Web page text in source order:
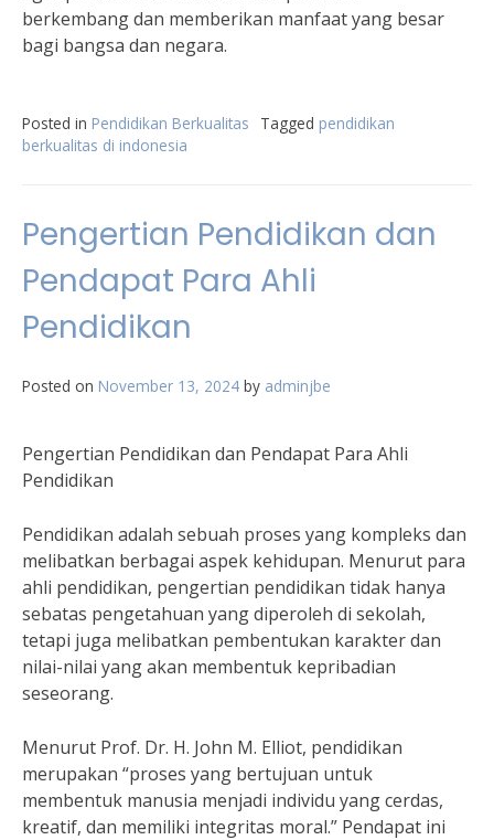
berkembang dan memberikan manfaat yang besar
bagi bangsa dan negara.
Posted in Pendidikan Berkualitas Tagged pendidikan
berkualitas di indonesia
Pengertian Pendidikan dan
Pendapat Para Ahli
Pendidikan
Posted on November 13, 2024 by adminjbe
Pengertian Pendidikan dan Pendapat Para Ahli
Pendidikan
Pendidikan adalah sebuah proses yang kompleks dan
melibatkan berbagai aspek kehidupan. Menurut para
ahli pendidikan, pengertian pendidikan tidak hanya
sebatas pengetahuan yang diperoleh di sekolah,
tetapi juga melibatkan pembentukan karakter dan
nilai-nilai yang akan membentuk kepribadian
seseorang.
Menurut Prof. Dr. H. John M. Elliot, pendidikan
merupakan “proses yang bertujuan untuk
membentuk manusia menjadi individu yang cerdas,
kreatif, dan memiliki integritas moral.” Pendapat ini